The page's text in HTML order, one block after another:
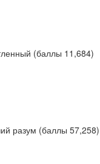
(баллы 11,684)
разум (баллы 57,258)